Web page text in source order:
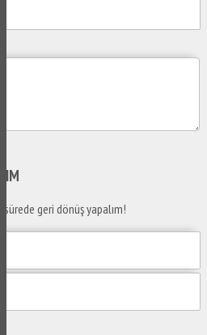
sürede geri dönüş yapalım!